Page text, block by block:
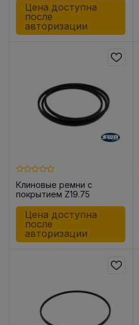
Цена доступна
после
авторизации
Клиновые ремни с
покрытием Z19.75
Цена доступна
после
авторизации